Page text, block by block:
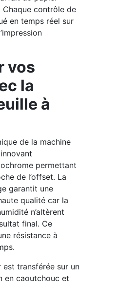
Chaque contrôle de
en temps réel sur
vos
la
à
de la machine
permettant
de l’offset. La
garantit une
qualité car la
n’altèrent
final. Ce
résistance à
est transférée sur un
en caoutchouc et